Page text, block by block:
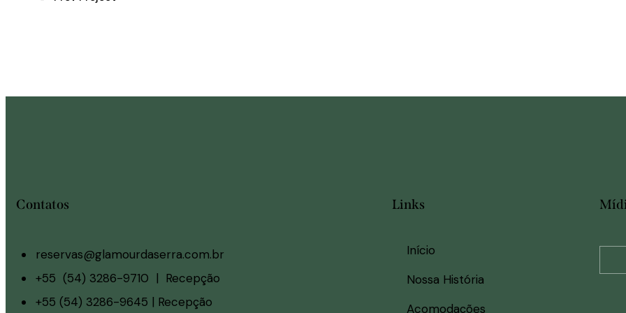
Contatos
reservas@glamourdaserra.com.br
+55 (54) 3286-9710 | Recepção
+55 (54) 3286-9645 | Recepção
Links
Início
Nossa História
Acomodações